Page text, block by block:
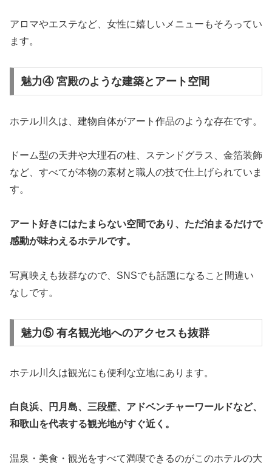
アロマやエステなど、女性に嬉しいメニューもそろってい
ます。
魅力④ 宮殿のような建築とアート空間
ホテル川久は、建物自体がアート作品のような存在です。
ドーム型の天井や大理石の柱、ステンドグラス、金箔装飾
など、すべてが本物の素材と職人の技で仕上げられていま
す。
アート好きにはたまらない空間であり、ただ泊まるだけで
感動が味わえるホテルです。
写真映えも抜群なので、SNSでも話題になること間違い
なしです。
魅力⑤ 有名観光地へのアクセスも抜群
ホテル川久は観光にも便利な立地にあります。
白良浜、円月島、三段壁、アドベンチャーワールドなど、
和歌山を代表する観光地がすぐ近く。
温泉・美食・観光をすべて満喫できるのがこのホテルの大